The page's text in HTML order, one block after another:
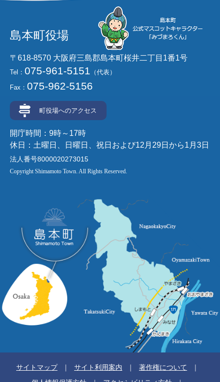
島本町役場
〒618-8570 大阪府三島郡島本町桜井二丁目1番1号
Tel： 075-961-5151 （代表）
Fax： 075-962-5156
町役場へのアクセス
開庁時間：9時～17時
休日：土曜日、日曜日、祝日および12月29日から1月3日
法人番号8000020273015
Copyright Shimamoto Town. All Rights Reserved.
サイトマップ サイト利用案内
著作権について